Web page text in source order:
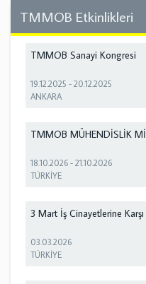
TMMOB Etkinlikleri
TMMOB Sanayi Kongresi
19.12.2025 -20.12.2025
ANKARA
TMMOB MÜHENDİSLİK
18.10.2026 -21.10.2026
TÜRKİYE
3 Mart İş Cinayetlerine
03.03.2026
TÜRKİYE